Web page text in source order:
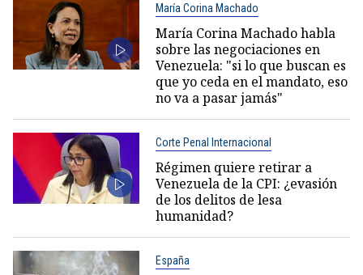
María Corina Machado
María Corina Machado habla
sobre las negociaciones en
Venezuela: "si lo que buscan es
que yo ceda en el mandato, eso
no va a pasar jamás"
Corte Penal Internacional
Régimen quiere retirar a
Venezuela de la CPI: ¿evasión
de los delitos de lesa
humanidad?
España